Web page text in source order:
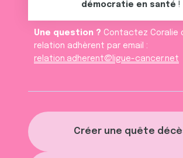
Créer une quête
démocratie en santé !
Une question ? Contactez Coralie
relation adhèrent par email :
relation.adherent@ligue-cancer.net